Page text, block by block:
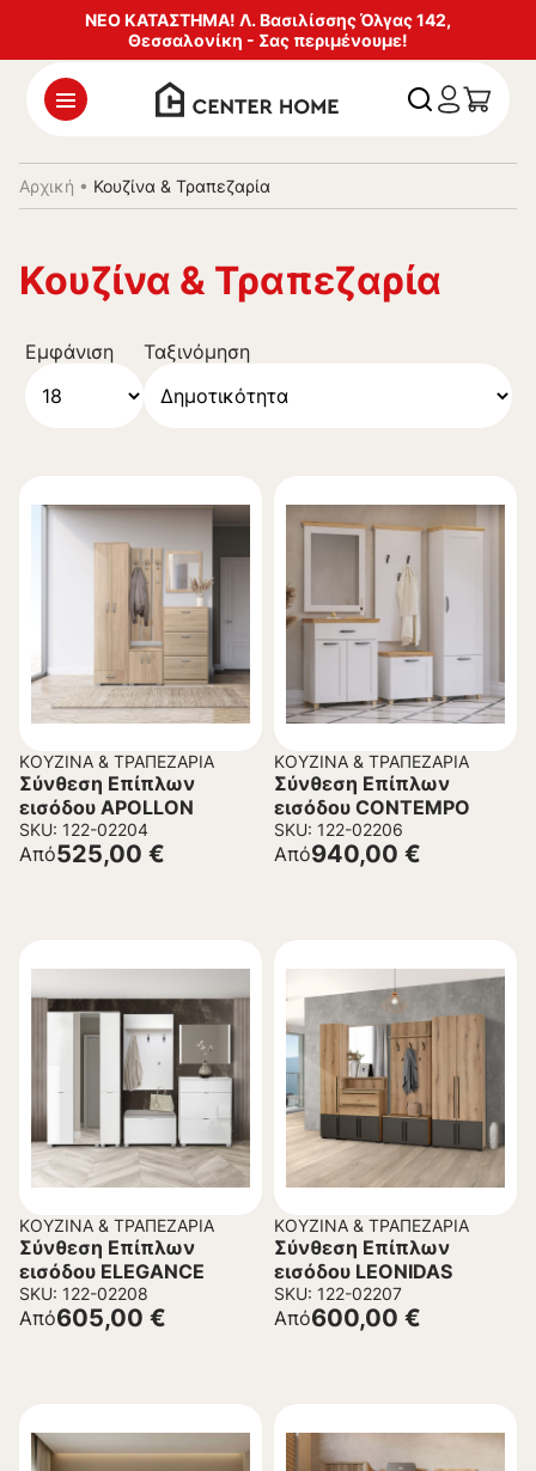
ΝΕΟ ΚΑΤΑΣΤΗΜΑ! Λ. Βασιλίσσης Όλγας 142,
Θεσσαλονίκη - Σας περιμένουμε!
Αρχική • Κουζίνα & Τραπεζαρία
Κουζίνα & Τραπεζαρία
Εμφάνιση Ταξινόμηση
ΚΟΥΖΊΝΑ & ΤΡΑΠΕΖΑΡΊΑ
Σύνθεση Επίπλων
εισόδου APOLLON
SKU: 122-02204
525,00 €
Από
ΚΟΥΖΊΝΑ & ΤΡΑΠΕΖΑΡΊΑ
Σύνθεση Επίπλων
εισόδου CONTEMPO
SKU: 122-02206
940,00 €
Από
ΚΟΥΖΊΝΑ & ΤΡΑΠΕΖΑΡΊΑ
Σύνθεση Επίπλων
εισόδου ELEGANCE
SKU: 122-02208
605,00 €
Από
ΚΟΥΖΊΝΑ & ΤΡΑΠΕΖΑΡΊΑ
Σύνθεση Επίπλων
εισόδου LEONIDAS
SKU: 122-02207
600,00 €
Από